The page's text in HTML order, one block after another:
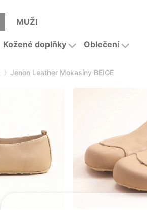
Kožené doplňky Oblečení
MUŽI
Jenon Leather Mokasíny BEIGE